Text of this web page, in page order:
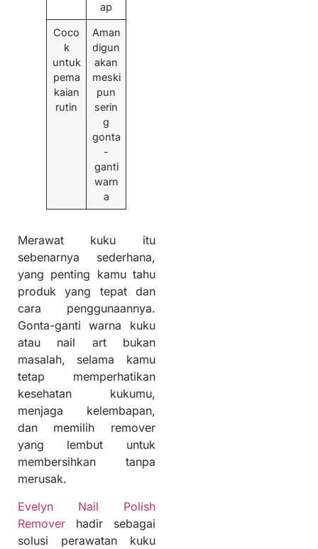
ap
Coco
k
untuk
pema
kaian
rutin
Aman
digun
akan
meski
pun
serin
g
gonta
-
ganti
warn
a
Merawat kuku itu
sebenarnya sederhana,
yang penting kamu tahu
produk yang tepat dan
cara penggunaannya.
Gonta-ganti warna kuku
atau nail art bukan
masalah, selama kamu
tetap memperhatikan
kesehatan kukumu,
menjaga kelembapan,
dan memilih remover
yang lembut untuk
membersihkan tanpa
merusak.
Evelyn Nail Polish
Remover hadir sebagai
solusi perawatan kuku